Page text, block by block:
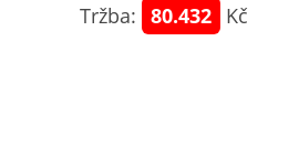
Tržba: 80.432 Kč